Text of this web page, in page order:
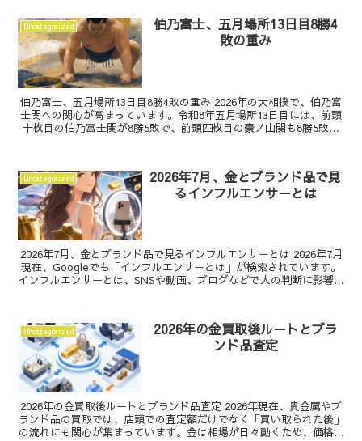
Uncategorized
伯乃富士、五月場所13日目8勝4
敗の重み
伯乃富士、五月場所13日目8勝4敗の重み 2026年の大相撲で、伯乃富
士関への関心が高まっています。令和8年五月場所13日目には、前頭
十枚目の伯乃富士関が8勝5敗で、前頭四枚目の豪ノ山関も8勝5敗と
Uncategorized
2026年7月、金とブランド品で見
るインフルエンサーとは
2026年7月、金とブランド品で見るインフルエンサーとは 2026年7月
現在、Googleでも「インフルエンサーとは」が検索されています。
インフルエンサーとは、SNSや動画、ブログなどで人の判断に影響を
Uncategorized
2026年の金買取後ルートとブラ
ンド品査定
2026年の金買取後ルートとブランド品査定 2026年現在、貴金属やブ
ランド品の買取では、店頭での査定額だけでなく「買い取られた後」
の流れにも関心が集まっています。金は相場が日々動くため、価格だ